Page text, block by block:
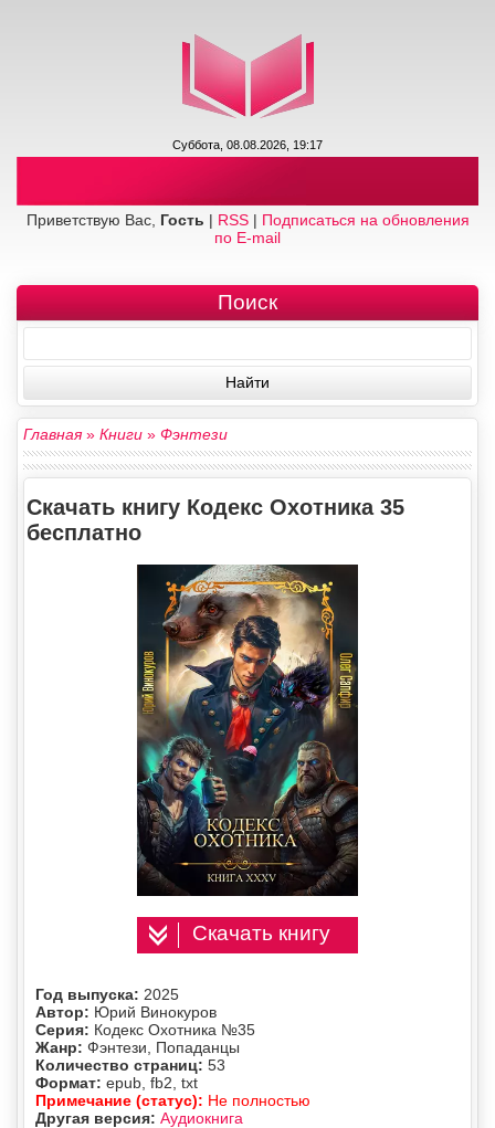
Суббота, 08.08.2026, 19:17
Приветствую Вас, Гость | RSS| Подписаться на обновления
по E-mail
Поиск
Главная» Книги » Фэнтези
Скачать книгу Кодекс Охотника 35
бесплатно
Скачать книгу
Год выпуска: 2025
Автор: Юрий Винокуров
Серия: Кодекс Охотника №35
Жанр: Фэнтези, Попаданцы
Количество страниц: 53
Формат: epub, fb2, txt
Примечание (статус): Не полностью
Другая версия: Аудиокнига